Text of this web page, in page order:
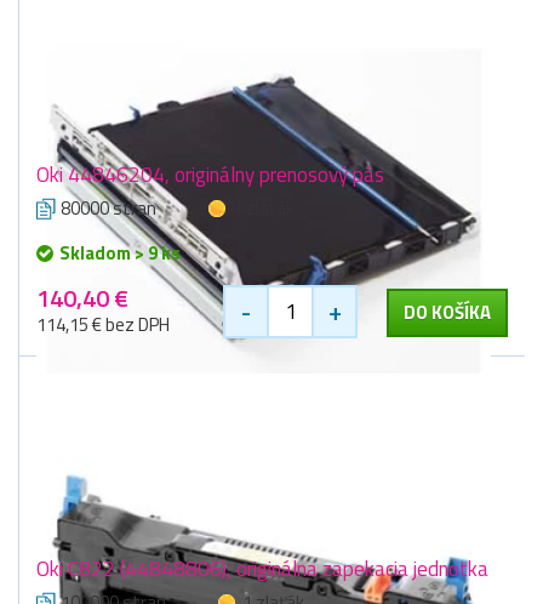
Oki 44846204, originálny prenosový pás
80000 stran
Skladom > 9 ks
140,40 €
114,15 € bez DPH - + DO KOŠÍKA
Oki C822 (44848806), originálna zapekacia jednotka